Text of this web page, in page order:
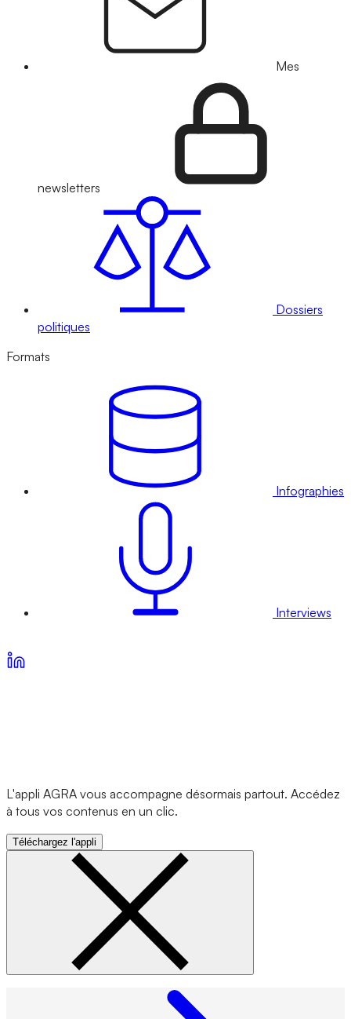
Mes
newsletters
Dossiers
politiques
Formats
Infographies
Interviews
L'appli AGRA vous accompagne désormais partout. Accédez
à tous vos contenus en un clic.
Téléchargez l'appli